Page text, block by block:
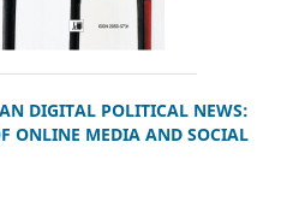
DIGITAL POLITICAL NEWS:
ONLINE MEDIA AND SOCIAL